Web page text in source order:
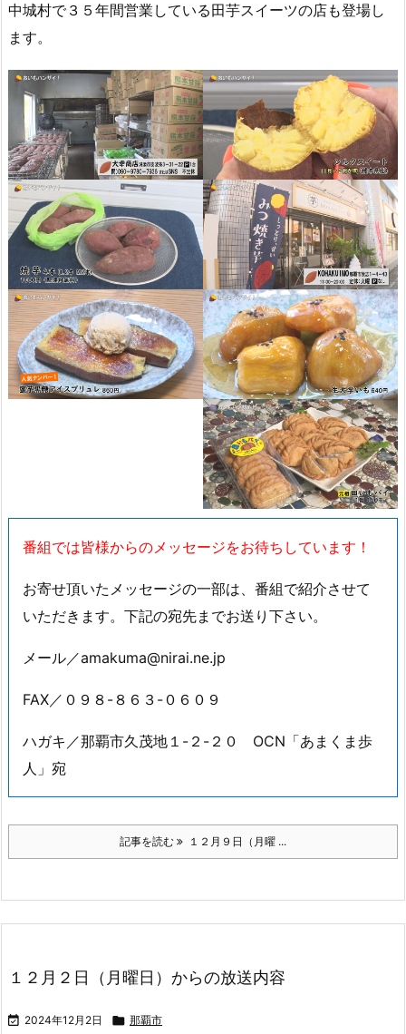
中城村で３５年間営業している田芋スイーツの店も登場し
ます。
番組では皆様からのメッセージをお待ちしています！
いただきます。下記の宛先までお送り下さい。
人」宛